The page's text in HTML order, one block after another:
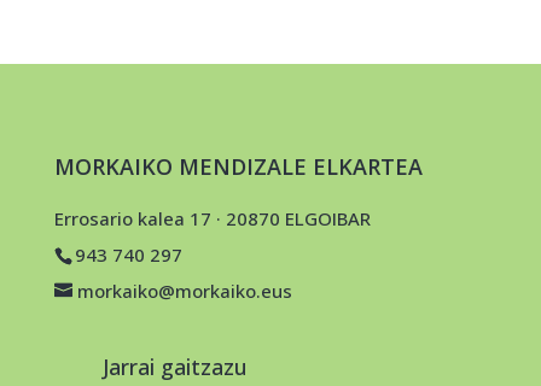
MORKAIKO MENDIZALE ELKARTEA
Errosario kalea 17 · 20870 ELGOIBAR
943 740 297
morkaiko@morkaiko.eus
Jarrai gaitzazu